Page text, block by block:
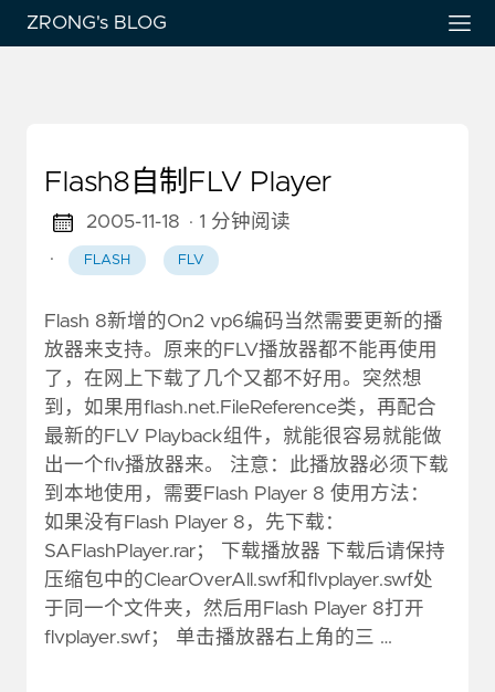
ZRONG's BLOG
Flash8自制FLV Player
2005-11-18 · 1 分钟阅读
·
FLASH FLV
Flash 8新增的On2 vp6编码当然需要更新的播
放器来支持。原来的FLV播放器都不能再使用
了，在网上下载了几个又都不好用。突然想
到，如果用flash.net.FileReference类，再配合
最新的FLV Playback组件，就能很容易就能做
出一个flv播放器来。 注意：此播放器必须下载
到本地使用，需要Flash Player 8 使用方法：
如果没有Flash Player 8，先下载：
SAFlashPlayer.rar； 下载播放器 下载后请保持
压缩包中的ClearOverAll.swf和flvplayer.swf处
于同一个文件夹，然后用Flash Player 8打开
flvplayer.swf； 单击播放器右上角的三 …